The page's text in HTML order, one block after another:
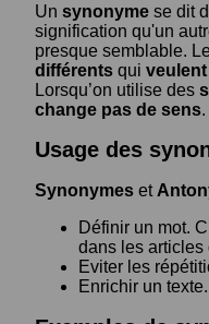
Un synonyme se dit
signification qu'un
presque semblable.
différents qui
Lorsqu’on utilise des
change pas de sens.
Usage des
Synonymes et
Définir un mot.
dans les articles
Eviter les
Enrichir un texte.